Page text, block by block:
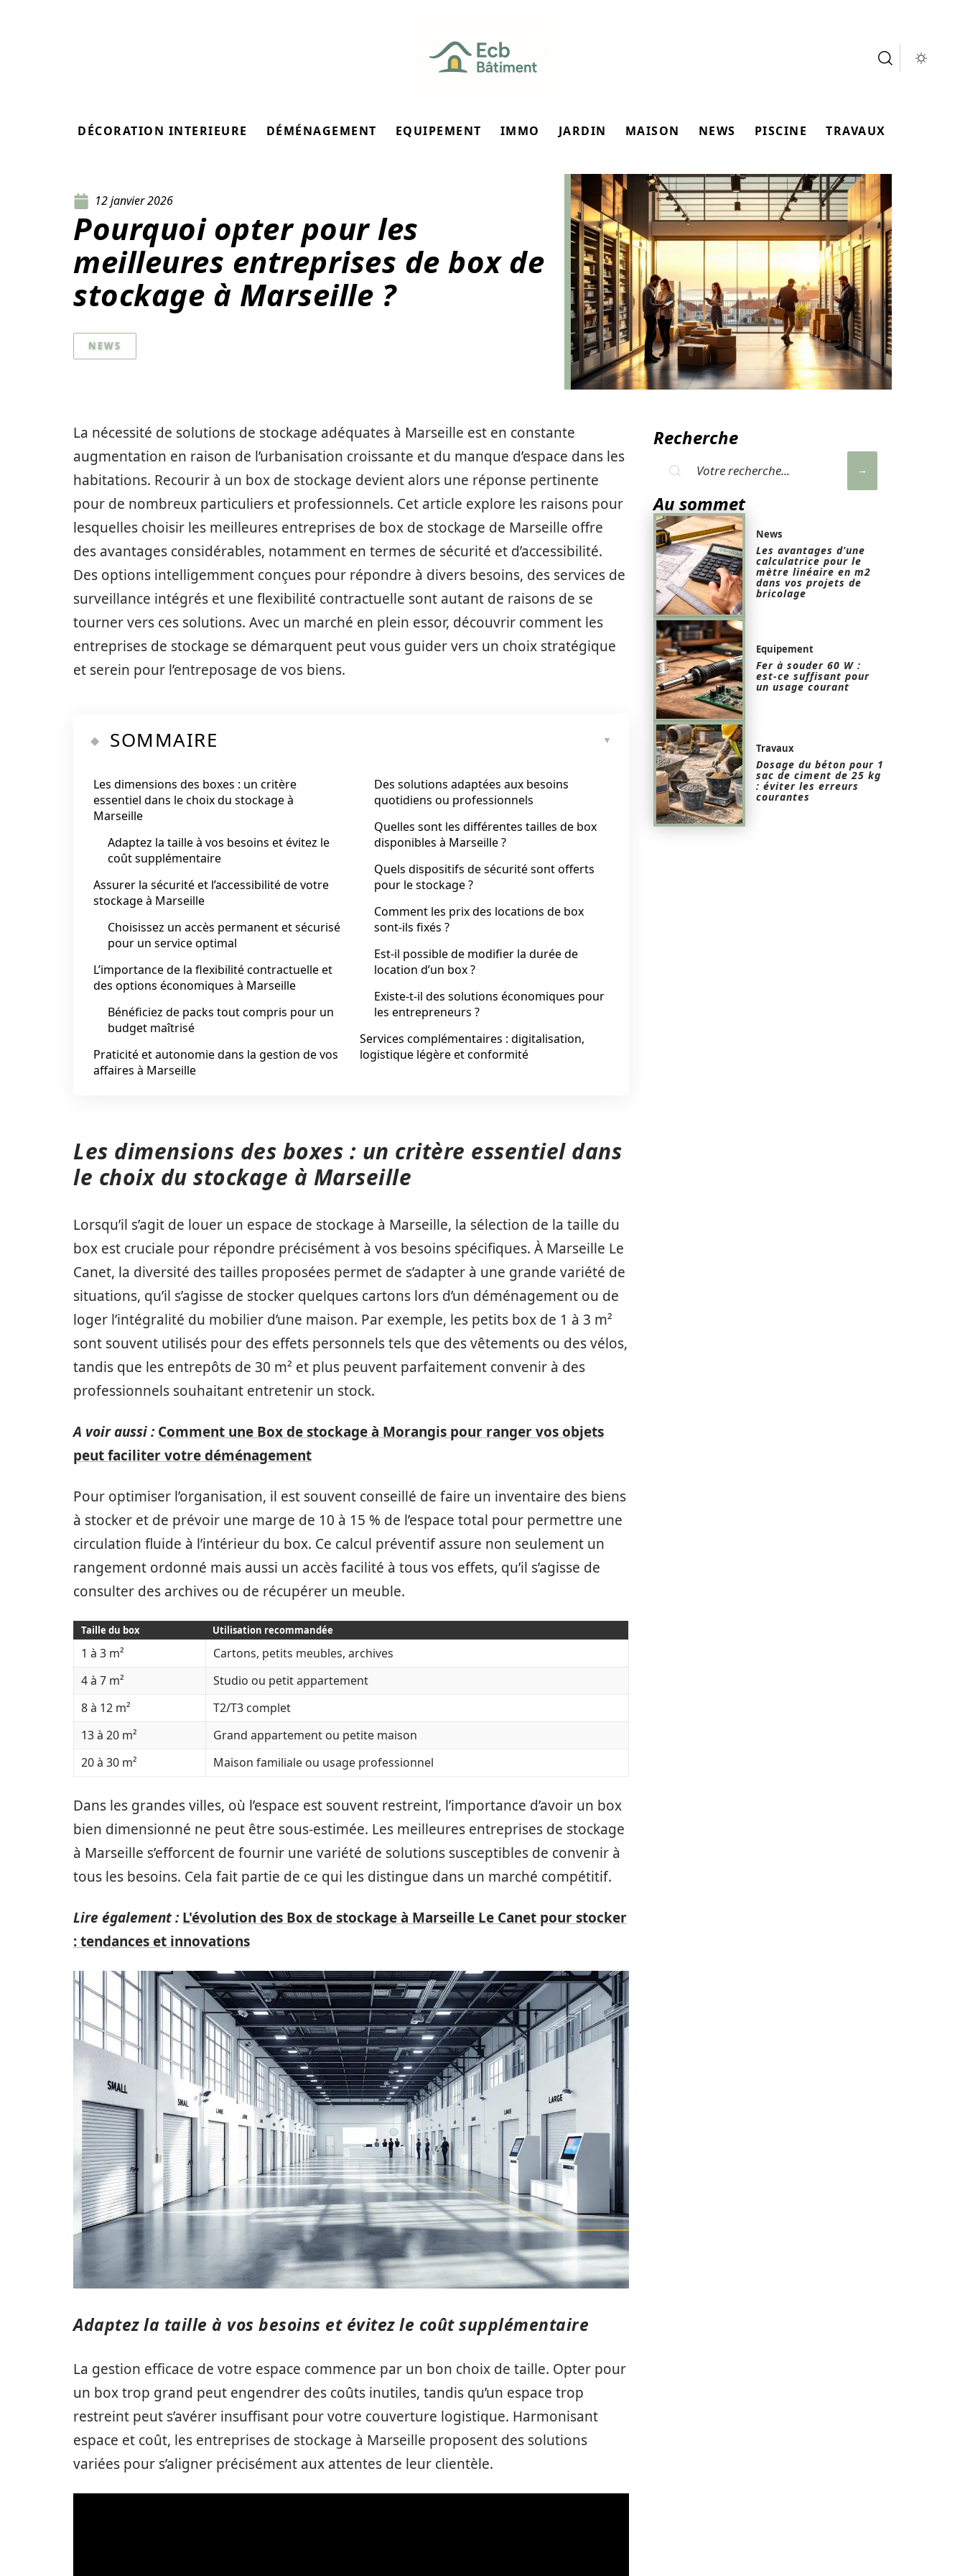
DÉCORATION INTERIEURE DÉMÉNAGEMENT EQUIPEMENT IMMO JARDIN MAISON NEWS PISCINE TRAVAUX
12 janvier 2026
Pourquoi opter pour les
meilleures entreprises de box de
stockage à Marseille ?
NEWS
La nécessité de solutions de stockage adéquates à Marseille est en constante
augmentation en raison de l’urbanisation croissante et du manque d’espace dans les
habitations. Recourir à un box de stockage devient alors une réponse pertinente
pour de nombreux particuliers et professionnels. Cet article explore les raisons pour
lesquelles choisir les meilleures entreprises de box de stockage de Marseille offre
des avantages considérables, notamment en termes de sécurité et d’accessibilité.
Des options intelligemment conçues pour répondre à divers besoins, des services de
surveillance intégrés et une flexibilité contractuelle sont autant de raisons de se
tourner vers ces solutions. Avec un marché en plein essor, découvrir comment les
entreprises de stockage se démarquent peut vous guider vers un choix stratégique
et serein pour l’entreposage de vos biens.
SOMMAIRE
Les dimensions des boxes : un critère
essentiel dans le choix du stockage à
Marseille
Adaptez la taille à vos besoins et évitez le
coût supplémentaire
Assurer la sécurité et l’accessibilité de votre
stockage à Marseille
Choisissez un accès permanent et sécurisé
pour un service optimal
L’importance de la flexibilité contractuelle et
des options économiques à Marseille
Bénéficiez de packs tout compris pour un
budget maîtrisé
Praticité et autonomie dans la gestion de vos
affaires à Marseille
Des solutions adaptées aux besoins
quotidiens ou professionnels
Quelles sont les différentes tailles de box
disponibles à Marseille ?
Quels dispositifs de sécurité sont offerts
pour le stockage ?
Comment les prix des locations de box
sont-ils fixés ?
Est-il possible de modifier la durée de
location d’un box ?
Existe-t-il des solutions économiques pour
les entrepreneurs ?
Services complémentaires : digitalisation,
logistique légère et conformité
Les dimensions des boxes : un critère essentiel dans
le choix du stockage à Marseille
Lorsqu’il s’agit de louer un espace de stockage à Marseille, la sélection de la taille du
box est cruciale pour répondre précisément à vos besoins spécifiques. À Marseille Le
Canet, la diversité des tailles proposées permet de s’adapter à une grande variété de
situations, qu’il s’agisse de stocker quelques cartons lors d’un déménagement ou de
loger l’intégralité du mobilier d’une maison. Par exemple, les petits box de 1 à 3 m²
sont souvent utilisés pour des effets personnels tels que des vêtements ou des vélos,
tandis que les entrepôts de 30 m² et plus peuvent parfaitement convenir à des
professionnels souhaitant entretenir un stock.
A voir aussi : Comment une Box de stockage à Morangis pour ranger vos objets
peut faciliter votre déménagement
Pour optimiser l’organisation, il est souvent conseillé de faire un inventaire des biens
à stocker et de prévoir une marge de 10 à 15 % de l’espace total pour permettre une
circulation fluide à l’intérieur du box. Ce calcul préventif assure non seulement un
rangement ordonné mais aussi un accès facilité à tous vos effets, qu’il s’agisse de
consulter des archives ou de récupérer un meuble.
Taille du box Utilisation recommandée
1 à 3 m²
Cartons, petits meubles, archives
4 à 7 m²
Studio ou petit appartement
8 à 12 m²
T2/T3 complet
13 à 20 m²
Grand appartement ou petite maison
20 à 30 m²
Maison familiale ou usage professionnel
Dans les grandes villes, où l’espace est souvent restreint, l’importance d’avoir un box
bien dimensionné ne peut être sous-estimée. Les meilleures entreprises de stockage
à Marseille s’efforcent de fournir une variété de solutions susceptibles de convenir à
tous les besoins. Cela fait partie de ce qui les distingue dans un marché compétitif.
Lire également : L'évolution des Box de stockage à Marseille Le Canet pour stocker
: tendances et innovations
Adaptez la taille à vos besoins et évitez le coût supplémentaire
La gestion efficace de votre espace commence par un bon choix de taille. Opter pour
un box trop grand peut engendrer des coûts inutiles, tandis qu’un espace trop
restreint peut s’avérer insuffisant pour votre couverture logistique. Harmonisant
espace et coût, les entreprises de stockage à Marseille proposent des solutions
variées pour s’aligner précisément aux attentes de leur clientèle.
Recherche
Au sommet
News
Les avantages d’une
calculatrice pour le
mètre linéaire en m2
dans vos projets de
bricolage
Equipement
Fer à souder 60 W :
est-ce suffisant pour
un usage courant
Travaux
Dosage du béton pour 1
sac de ciment de 25 kg
: éviter les erreurs
courantes